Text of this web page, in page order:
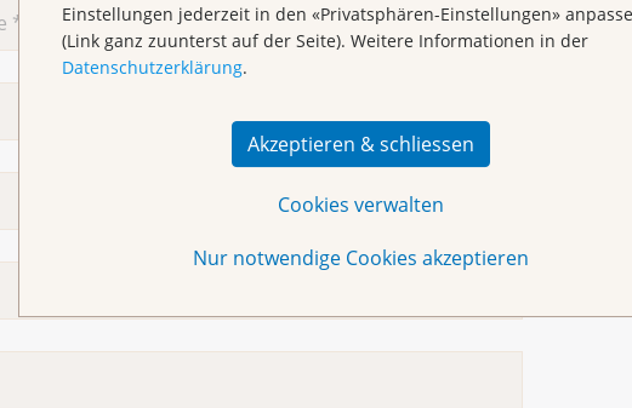
Einstellungen jederzeit in den «Privatsphären-Einstellungen»
(Link ganz zuunterst auf der Seite). Weitere Informationen in der
Datenschutzerklärung.
Akzeptieren & schliessen
Cookies verwalten
Nur notwendige Cookies akzeptieren